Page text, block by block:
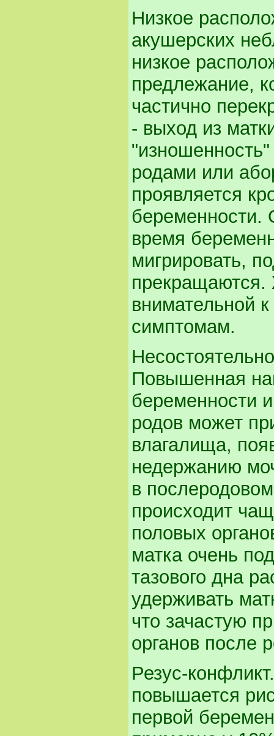
Низкое
акушерских
низкое
предлежание,
частично
- выход из
родами или
проявляется
беременности.
время
мигрировать,
внимательной
симптомам.
Повышенная
беременности
родов может
влагалища,
недержанию
в
происходит
половых
матка очень
тазового дна
удерживать
что зачастую
органов после
Резус-
повышается
первой